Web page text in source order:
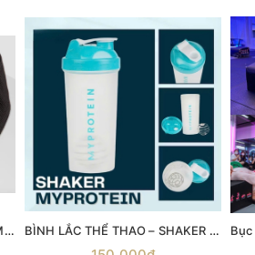
ĐAI LƯNG MÁY BELT SQUAT - Máy gánh đùi với dây đai Belt Squat BÌNH LẮC THỂ THAO – SHAKER MYPROTEIN 600ML